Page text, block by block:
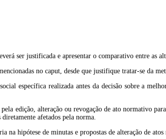
ser justificada e apresentar o comparativo entre as
no caput, desde que justifique tratar-se da
específica realizada antes da decisão sobre a
edição, alteração ou revogação de ato normativo
afetados pela norma.
hipótese de minutas e propostas de alteração de